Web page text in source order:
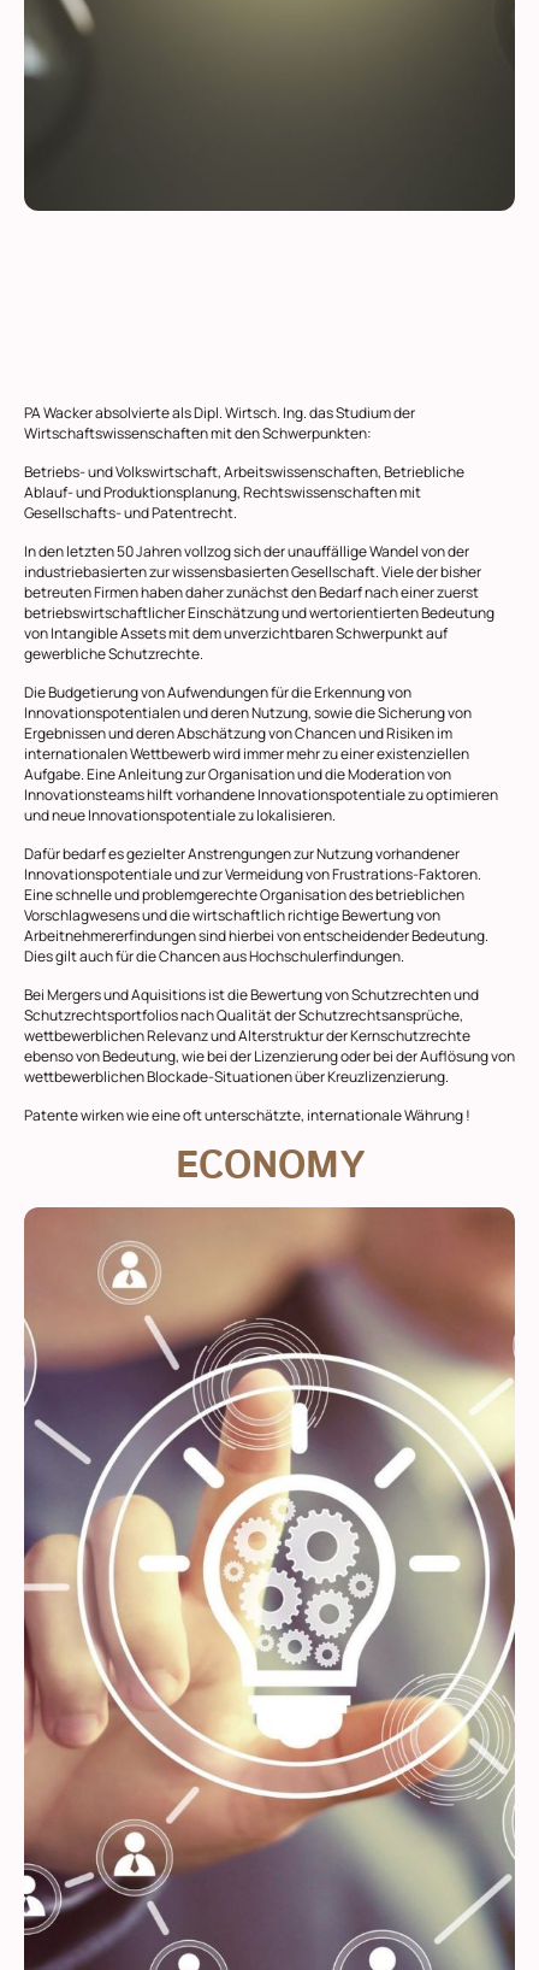
PA Wacker absolvierte als Dipl. Wirtsch. Ing. das Studium der
Wirtschaftswissenschaften mit den Schwerpunkten:
Betriebs- und Volkswirtschaft, Arbeitswissenschaften, Betriebliche
Ablauf- und Produktionsplanung, Rechtswissenschaften mit
Gesellschafts- und Patentrecht.
In den letzten 50 Jahren vollzog sich der unauffällige Wandel von der
industriebasierten zur wissensbasierten Gesellschaft. Viele der bisher
betreuten Firmen haben daher zunächst den Bedarf nach einer zuerst
betriebswirtschaftlicher Einschätzung und wertorientierten Bedeutung
von Intangible Assets mit dem unverzichtbaren Schwerpunkt auf
gewerbliche Schutzrechte.
Die Budgetierung von Aufwendungen für die Erkennung von
Innovationspotentialen und deren Nutzung, sowie die Sicherung von
Ergebnissen und deren Abschätzung von Chancen und Risiken im
internationalen Wettbewerb wird immer mehr zu einer existenziellen
Aufgabe. Eine Anleitung zur Organisation und die Moderation von
Innovationsteams hilft vorhandene Innovationspotentiale zu optimieren
und neue Innovationspotentiale zu lokalisieren.
Dafür bedarf es gezielter Anstrengungen zur Nutzung vorhandener
Innovationspotentiale und zur Vermeidung von Frustrations-Faktoren.
Eine schnelle und problemgerechte Organisation des betrieblichen
Vorschlagwesens und die wirtschaftlich richtige Bewertung von
Arbeitnehmererfindungen sind hierbei von entscheidender Bedeutung.
Dies gilt auch für die Chancen aus Hochschulerfindungen.
Bei Mergers und Aquisitions ist die Bewertung von Schutzrechten und
Schutzrechtsportfolios nach Qualität der Schutzrechtsansprüche,
wettbewerblichen Relevanz und Alterstruktur der Kernschutzrechte
ebenso von Bedeutung, wie bei der Lizenzierung oder bei der Auflösung von
wettbewerblichen Blockade-Situationen über Kreuzlizenzierung.
Patente wirken wie eine oft unterschätzte, internationale Währung !
ECONOMY